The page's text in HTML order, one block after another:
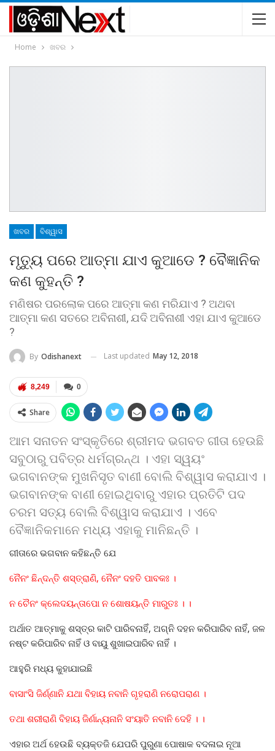
Home ଖବର
ଖବର ବିଶ୍ୱାସ
ମୃତ୍ୟୁ ପରେ ଆତ୍ମା ଯାଏ କୁଆଡେ ? ବୈଜ୍ଞାନିକ
କଣ କୁହନ୍ତି ?
ମଣିଷର ପରଲୋକ ପରେ ଆତ୍ମା କଣ ମରିଯାଏ ? ଅଥବା
ଆତ୍ମା କଣ ସତରେ ଅବିନାଶୀ, ଯଦି ଅବିନାଶୀ ଏହା ଯାଏ କୁଆଡେ
?
By Odishanext Last updated May 12, 2018
0
8,249
Share
ଆମ ସନାତନ ସଂସ୍କୃତିରେ ଶ୍ରୀମଦ ଭଗବତ ଗୀତା ହେଉଛି
ସବୁଠାରୁ ପବିତ୍ର ଧର୍ମଗ୍ରନ୍ଥ । ଏହା ସ୍ୱୟଂ
ଭଗବାନଙ୍କ ମୁଖନିସୃତ ବାଣୀ ବୋଲି ବିଶ୍ୱାସ କରାଯାଏ ।
ଭଗବାନଙ୍କ ବାଣୀ ହୋଇଥିବାରୁ ଏହାର ପ୍ରତିଟି ପଦ
ଚରମ ସତ୍ୟ ବୋଲି ବିଶ୍ୱାସ କରାଯାଏ । ଏବେ
ବୈଜ୍ଞାନିକମାନେ ମଧ୍ୟ ଏହାକୁ ମାନିଛନ୍ତି ।
ଗୀତାରେ ଭଗବାନ କହିଛନ୍ତି ଯେ
ନୈନଂ ଛିନ୍ଦନ୍ତି ଶସ୍ତ୍ରାଣି, ନୈନଂ ଦହତି ପାବକଃ ।
ନ ଚୈନଂ କ୍ଲେଦୟନ୍ତାପୋ ନ ଶୋଷୟନ୍ତି ମାରୁତଃ । ।
ଅର୍ଥାତ ଆତ୍ମାକୁ ଶସ୍ତ୍ର କାଟି ପାରିବନାହିଁ, ଅଗ୍ନି ଦହନ କରିପାରିବ ନାହିଁ, ଜଳ
ନଷ୍ଟ କରିପାରିବ ନାହିଁ ଓ ବାୟୁ ଶୁଖାଇପାରିବ ନାହିଁ ।
ଆହୁରି ମଧ୍ୟ କୁହାଯାଇଛି
ବାସାଂସି ଜିର୍ଣ୍ଣାନି ଯଥା ବିହାୟ ନବାନି ଗୃହରାଣି ନରୋପରାଣ ।
ତଥା ଶରୀରାଣି ବିହାୟ ଜିର୍ଣାନ୍ୟନାନି ସଂୟାତି ନବାନି ଦେହି । ।
ଏହାର ଅର୍ଥ ହେଉଛି ବ୍ୟକ୍ତଜି ଯେପରି ପୁରୁଣା ପୋଷାକ ବଦଳାଇ ନୂଆ